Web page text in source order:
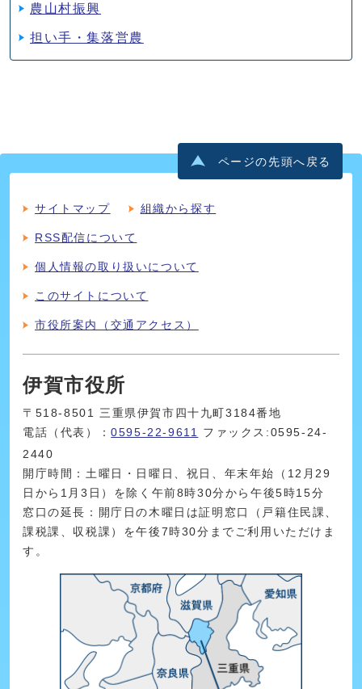
農山村振興
担い手・集落営農
ページの先頭へ戻る
サイトマップ 組織から探す
RSS配信について
個人情報の取り扱いについて
このサイトについて
市役所案内（交通アクセス）
伊賀市役所
〒518-8501 三重県伊賀市四十九町3184番地
電話（代表）：0595-22-9611
ファックス:0595-24-
2440
開庁時間：土曜日・日曜日、祝日、年末年始（12月29
日から1月3日）を除く午前8時30分から午後5時15分
窓口の延長：開庁日の木曜日は証明窓口（戸籍住民課、
課税課、収税課）を午後7時30分までご利用いただけま
す。